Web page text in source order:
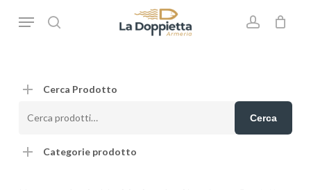
search account
Menu
Cerca Prodotto
Cerca
Categorie prodotto